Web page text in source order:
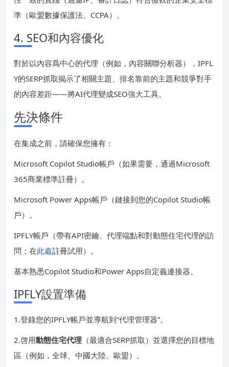
準（歐盟數據保護法、CCPA）。
4. SEO和內容優化
對於以內容爲中心的代理（例如，內容關聯分析器），IPFL
Y的SERP抓取揭示了相關主題、排名靠前的主題和競爭對手
的內容差距——將AI代理變成SEO強大工具。
先決條件
在集成之前，請確保您擁有：
Microsoft Copilot Studio帳戶（如果需要，通過Microsoft
365商業標準註冊）。
Microsoft Power Apps帳戶（鏈接到您的Copilot Studio帳
戶）。
IPFLY帳戶（帶有API密鑰、代理端點和對動態住宅代理的訪
問；在此處註冊試用）。
基本熟悉Copilot Studio和Power Apps自定義連接器。
IPFLY設置準備
1.登錄您的IPFLY帳戶並導航到“代理管理器”。
2.啓用動態住宅代理 （最適合SERP抓取）並選擇您的目標地
區（例如，全球、中國大陸、歐盟）。